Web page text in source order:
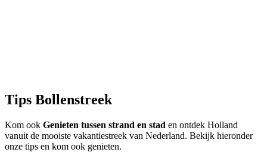
Tips Bollenstreek
Kom ook Genieten tussen strand en stad en ontdek Holland
vanuit de mooiste vakantiestreek van Nederland. Bekijk hieronder
onze tips en kom ook genieten.